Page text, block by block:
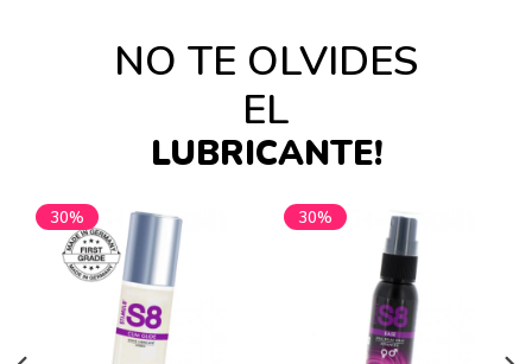
NO TE OLVIDES
EL
LUBRICANTE!
30% 30%